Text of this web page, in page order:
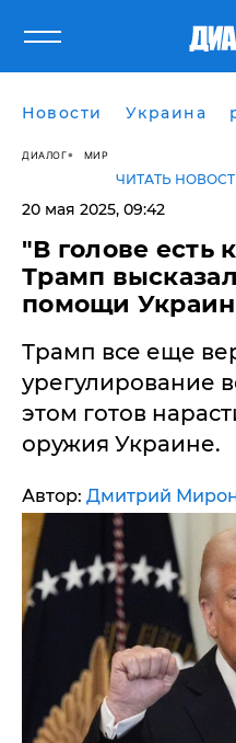
Новости Украина
ДИАЛОГ МИР
ЧИТАТЬ
20 мая 2025, 09:42
​"В голове есть
Трамп
помощи
Трамп все еще
урегулирование
этом готов
оружия Украине.
Автор: Дмитрий